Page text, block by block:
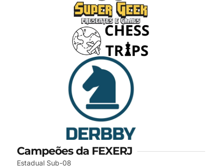
Campeões da FEXERJ
Estadual Sub-08